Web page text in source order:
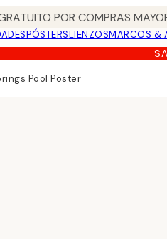
POR COMPRAS
PÓSTERSLIENZOSMARCOS &
Pool Poster